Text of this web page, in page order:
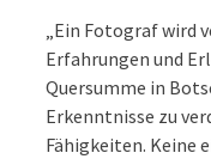
„Ein Fotograf wird
Erfahrungen und
Quersumme in
Erkenntnisse zu
Fähigkeiten. Keine